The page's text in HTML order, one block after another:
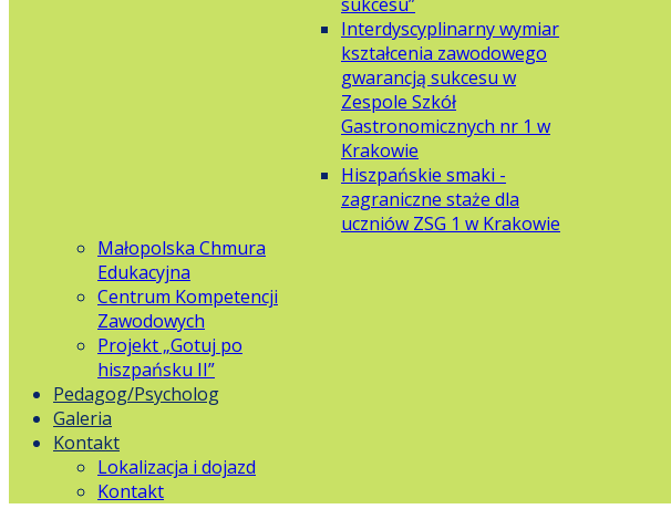
Interdyscyplinarny wymiar
kształcenia zawodowego
gwarancją sukcesu w
Zespole Szkół
Gastronomicznych nr 1 w
Krakowie
Hiszpańskie smaki -
zagraniczne staże dla
uczniów ZSG 1 w Krakowie
Małopolska Chmura
Edukacyjna
Centrum Kompetencji
Zawodowych
Projekt „Gotuj po
hiszpańsku II”
Pedagog/Psycholog
Galeria
Kontakt
Lokalizacja i dojazd
Kontakt